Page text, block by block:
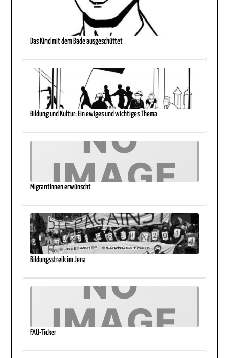
Das Kind mit dem Bade ausgeschüttet
Bildung und Kultur: Ein ewiges und wichtiges Thema
MigrantInnen erwünscht
Bildungsstreik im Jena
FAU-Ticker